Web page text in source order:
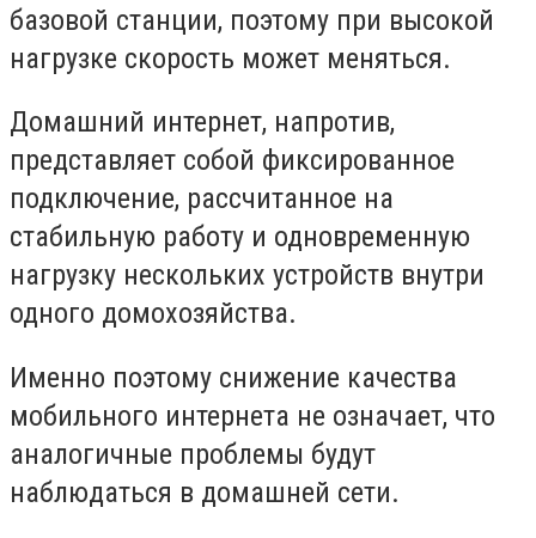
базовой станции, поэтому при высокой
нагрузке скорость может меняться.
Домашний интернет, напротив,
представляет собой фиксированное
подключение, рассчитанное на
стабильную работу и одновременную
нагрузку нескольких устройств внутри
одного домохозяйства.
Именно поэтому снижение качества
мобильного интернета не означает, что
аналогичные проблемы будут
наблюдаться в домашней сети.